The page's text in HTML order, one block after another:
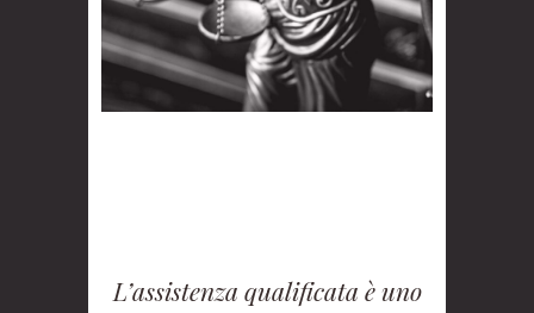
L’assistenza qualificata è uno